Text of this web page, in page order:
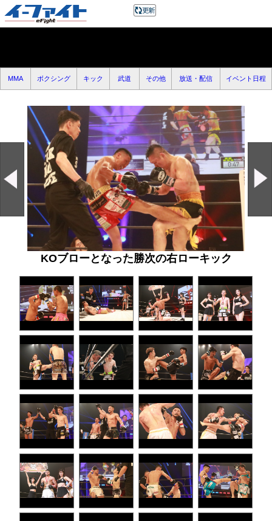
MMA ボクシング キック 武道 その他 放送・配信 イベント日程
KOブローとなった勝次の右ローキック